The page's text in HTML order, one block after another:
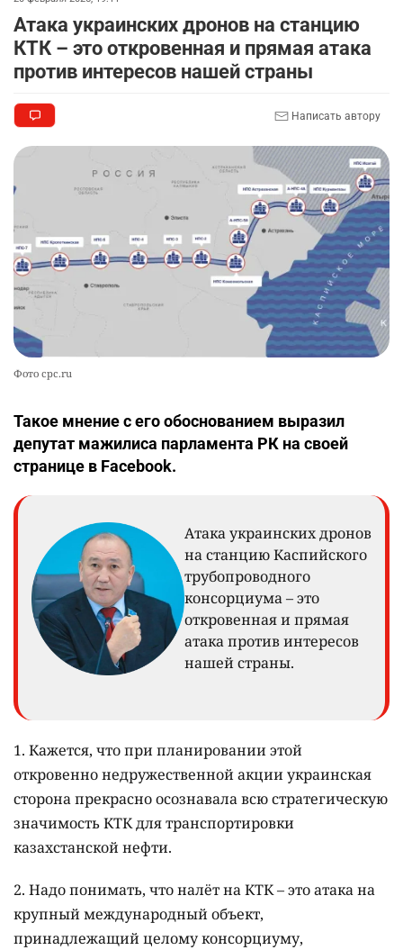
9
🩷 🚛 Wildberries построит склады в Астане и
Алматы. Почему это важно для логистики
Казахстана
10
38
Атака украинских дронов на станцию
КТК – это откровенная и прямая атака
против интересов нашей страны
Написать автору
Фото cpc.ru
Такое мнение с его обоснованием выразил
депутат мажилиса парламента РК на своей
странице в Facebook.
Атака украинских дронов
на станцию Каспийского
трубопроводного
консорциума – это
откровенная и прямая
атака против интересов
нашей страны.
​1. Кажется, что при планировании этой
откровенно недружественной акции украинская
сторона прекрасно осознавала всю стратегическую
значимость КТК для транспортировки
казахстанской нефти.
​2. Надо понимать, что налёт на КТК – это атака на
крупный международный объект,
принадлежащий целому консорциуму,